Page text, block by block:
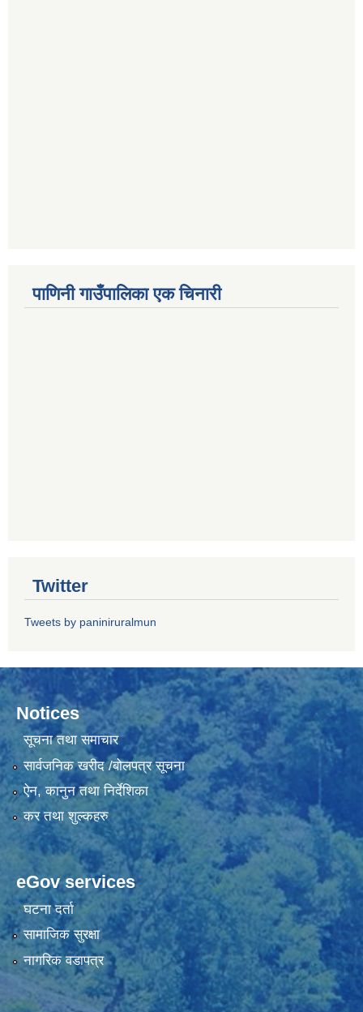
पाणिनी गाउँपालिका एक चिनारी
Twitter
Tweets by paniniruralmun
Notices
सूचना तथा समाचार
सार्वजनिक खरीद /बोलपत्र सूचना
ऐन, कानुन तथा निर्देशिका
कर तथा शुल्कहरु
eGov services
घटना दर्ता
सामाजिक सुरक्षा
नागरिक वडापत्र